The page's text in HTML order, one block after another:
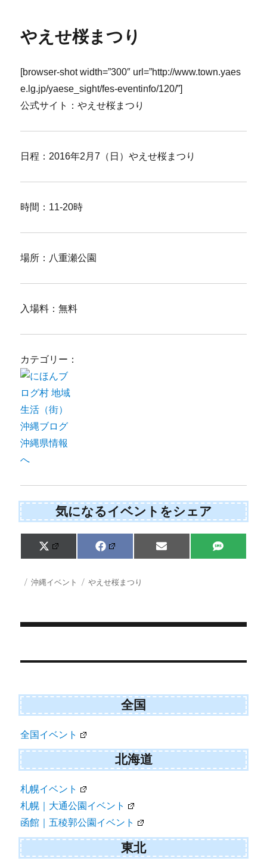
やえせ桜まつり
[browser-shot width=”300″ url=”http://www.town.yaes
e.lg.jp/yaese_sight/fes-eventinfo/120/”]
公式サイト：やえせ桜まつり
日程：2016年2月7（日）やえせ桜まつり
時間：11-20時
場所：八重瀬公園
入場料：無料
カテゴリー：
気になるイベントをシェア
Share
on
X
(
w
r
Share
on
F
a
e
b
Share
on
E
m
Share
on
S
M
投 カ
沖縄イベント
タ
やえせ桜まつり
稿
ビ
ゲ
ー
シ
ョ
ン
全国
全国イベント
北海道
札幌イベント
札幌｜大通公園イベント
函館｜五稜郭公園イベント
東北